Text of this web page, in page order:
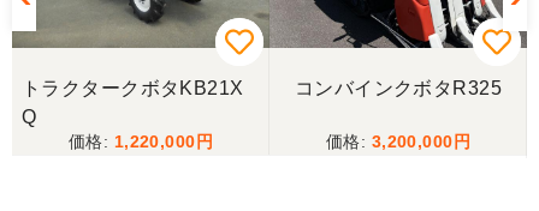
購入から引き取りまでスムーズでした。ありがとう
ございました。
当方の要望に対して、素早く対応していただき感謝
トラクタークボタKB21X
Q
1,220,000
コンバインクボタR325
3,200,000